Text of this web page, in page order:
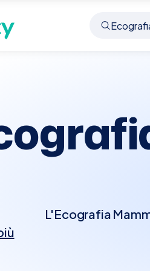
Ecografia Mammaria
L'Ecografia